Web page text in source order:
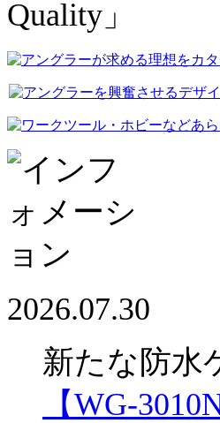
2026.07.30
新たな防水
【WG-